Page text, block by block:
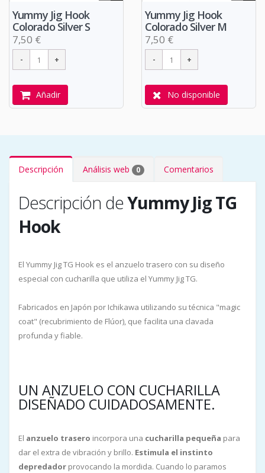
Yummy Jig Hook
Colorado Silver S
7,50 €
Añadir
Yummy Jig Hook
Colorado Silver M
7,50 €
No disponible
Descripción Análisis web 0 Comentarios
Descripción deYummy Jig TG
Hook
El Yummy Jig TG Hook es el anzuelo trasero con su diseño
especial con cucharilla que utiliza el Yummy Jig TG.
Fabricados en Japón por Ichikawa utilizando su técnica "magic
coat" (recubrimiento de Flúor), que facilita una clavada
profunda y fiable.
UN ANZUELO CON CUCHARILLA
DISEÑADO CUIDADOSAMENTE.
El anzuelo trasero incorpora una cucharilla pequeña para
dar el extra de vibración y brillo. Estimula el instinto
depredador provocando la mordida. Cuando lo paramos